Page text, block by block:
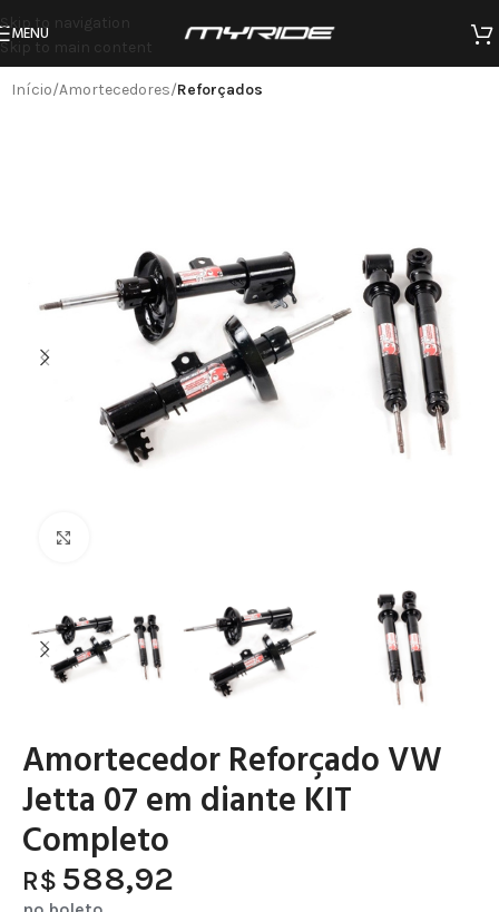
Skip to navigation
Skip to main content
MENU
Início Amortecedores Reforçados
Amortecedor Reforçado VW
Jetta 07 em diante KIT
Completo
R$ 588,92